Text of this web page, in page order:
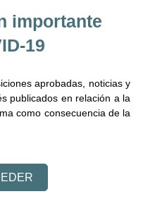
importante
19
aprobadas, noticias y
publicados en relación a la
como consecuencia de la